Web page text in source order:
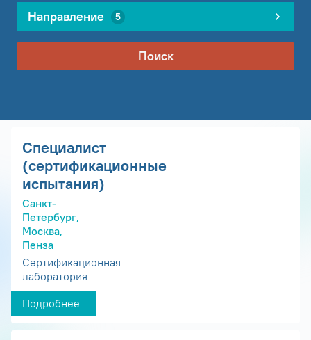
Направление 5
Поиск
Специалист
(сертификационные
испытания)
Санкт-
Петербург,
Москва,
Пенза
Сертификационная
лаборатория
Подробнее